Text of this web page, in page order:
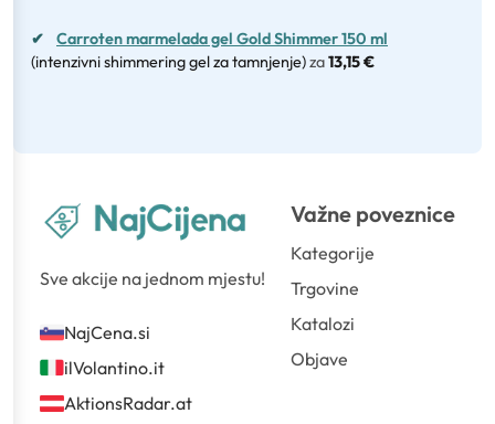
✔
Carroten marmelada gel Gold Shimmer 150 ml
(intenzivni shimmering gel za tamnjenje)za13,15 €
Sve akcije na jednom mjestu!
NajCena.si
ilVolantino.it
AktionsRadar.at
Važne poveznice
Kategorije
Trgovine
Katalozi
Objave